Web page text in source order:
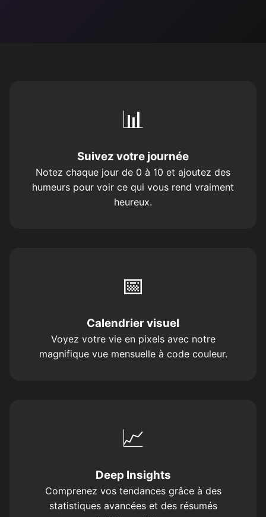
📊
Suivez votre journée
Notez chaque jour de 0 à 10 et ajoutez des
humeurs pour voir ce qui vous rend vraiment
heureux.
📅
Calendrier visuel
Voyez votre vie en pixels avec notre
magnifique vue mensuelle à code couleur.
📈
Deep Insights
Comprenez vos tendances grâce à des
statistiques avancées et des résumés